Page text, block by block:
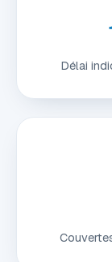
Délai